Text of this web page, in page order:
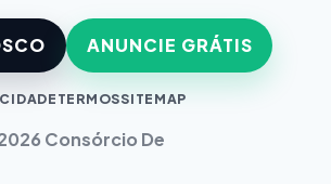
ANUNCIE GRÁTIS
TERMOSSITEMAP
Consórcio De